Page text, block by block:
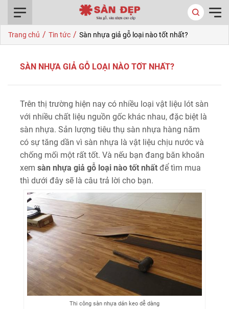
Trang chủ / Tin tức / Sàn nhựa giả gỗ loại nào tốt nhất?
SÀN NHỰA GIẢ GỖ LOẠI NÀO TỐT NHẤT?
Trên thị trường hiện nay có nhiều loại vật liệu lót sàn
với nhiều chất liệu nguồn gốc khác nhau, đặc biệt là
sàn nhựa. Sản lượng tiêu thụ sàn nhựa hàng năm
có sự tăng dần vì sàn nhựa là vật liệu chịu nước và
chống mối một rất tốt. Và nếu bạn đang băn khoăn
xem sàn nhựa giả gỗ loại nào tốt nhất để tìm mua
thì dưới đây sẽ là câu trả lời cho bạn.
Thi công sàn nhựa dán keo dễ dàng